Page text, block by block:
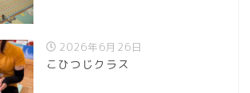
2026年6月26日
こひつじクラス